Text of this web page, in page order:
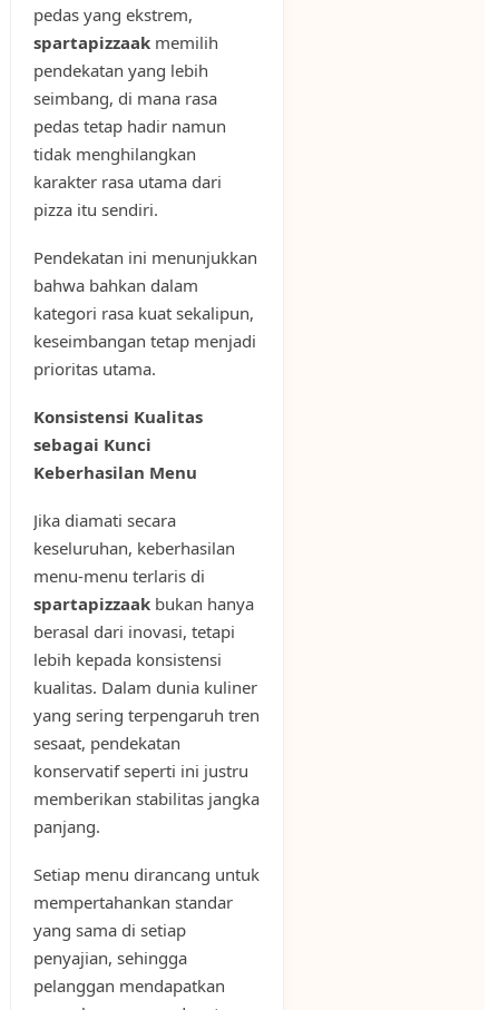
pedas yang ekstrem,
spartapizzaakmemilih
pendekatan yang lebih
seimbang, di mana rasa
pedas tetap hadir namun
tidak menghilangkan
karakter rasa utama dari
pizza itu sendiri.
Pendekatan ini menunjukkan
bahwa bahkan dalam
kategori rasa kuat sekalipun,
keseimbangan tetap menjadi
prioritas utama.
Konsistensi Kualitas
sebagai Kunci
Keberhasilan Menu
Jika diamati secara
keseluruhan, keberhasilan
menu-menu terlaris di
spartapizzaakbukan hanya
berasal dari inovasi, tetapi
lebih kepada konsistensi
kualitas. Dalam dunia kuliner
yang sering terpengaruh tren
sesaat, pendekatan
konservatif seperti ini justru
memberikan stabilitas jangka
panjang.
Setiap menu dirancang untuk
mempertahankan standar
yang sama di setiap
penyajian, sehingga
pelanggan mendapatkan